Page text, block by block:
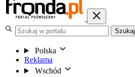
Szukaj
Polska
Reklama
Wschód